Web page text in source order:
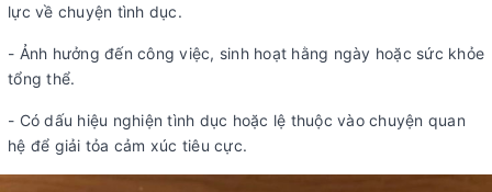
lực về chuyện tình dục.
- Ảnh hưởng đến công việc, sinh hoạt hằng ngày hoặc sức khỏe
tổng thể.
- Có dấu hiệu nghiện tình dục hoặc lệ thuộc vào chuyện quan
hệ để giải tỏa cảm xúc tiêu cực.